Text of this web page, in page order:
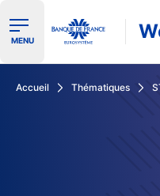
Ouvrir le menu de
MENU
Accueil Thématiques